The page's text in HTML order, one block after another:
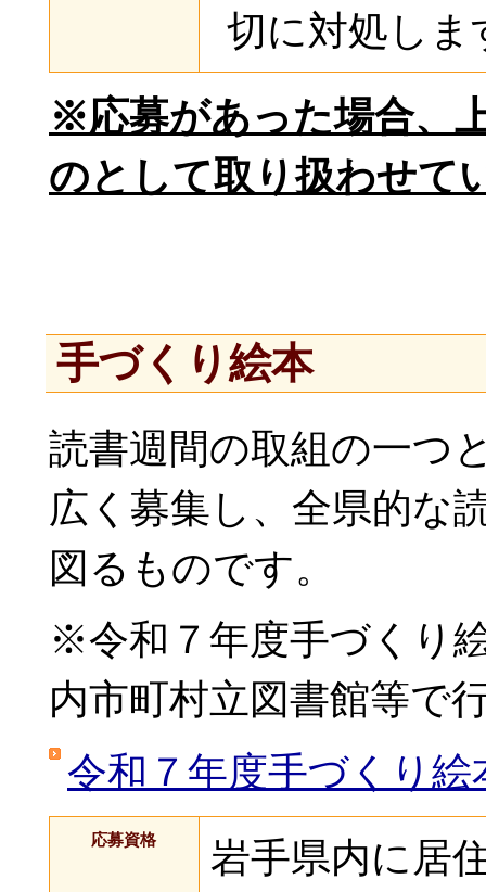
切に対処しま
※応募があった場合、
のとして取り扱わせて
手づくり絵本
読書週間の取組の一つ
広く募集し、全県的な
図るものです。
※令和７年度手づくり
内市町村立図書館等で
令和７年度手づくり
応募資格
岩手県内に居